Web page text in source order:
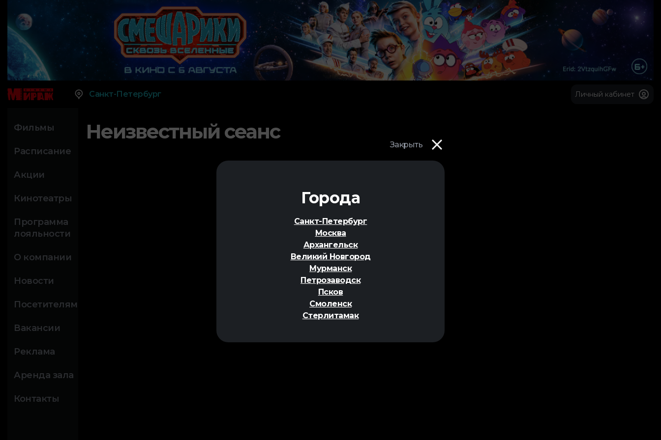
Закрыть
Города
Санкт-Петербург
Москва
Архангельск
Великий Новгород
Мурманск
Петрозаводск
Псков
Смоленск
Стерлитамак
Санкт-Петербург Личный кабинет
Фильмы
Расписание
Акции
Кинотеатры
Программа
лояльности
О компании
Новости
Посетителям
Вакансии
Реклама
Аренда зала
Контакты
Неизвестный сеанс